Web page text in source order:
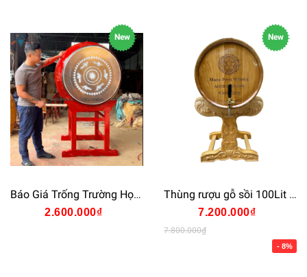
New
Báo Giá Trống Trường Học Tại Xưởng Mới Nhất Năm 2025 Uy Tín Bảo Hành
2.600.000₫
New
Thùng rượu gỗ sồi 100Lit có chân giá trạm khắc cao cấp
7.200.000₫
7.800.000₫
- 8%